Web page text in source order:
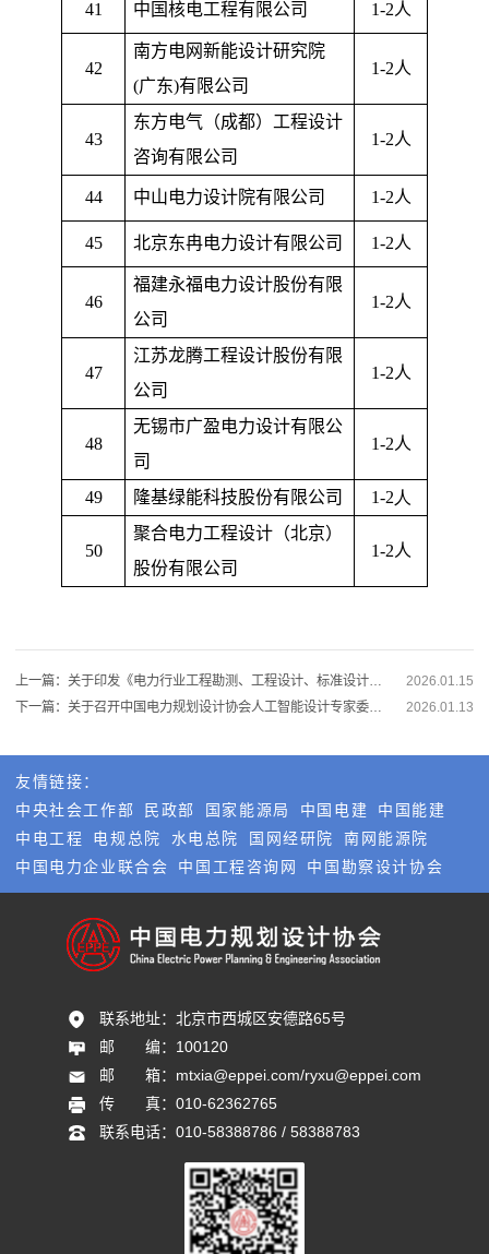
41 中国核电工程有限公司 1-2人
42
南方电网新能设计研究院
(广东)有限公司
1-2人
43
东方电气（成都）工程设计
咨询有限公司
1-2人
44 中山电力设计院有限公司 1-2人
45 北京东冉电力设计有限公司 1-2人
46
福建永福电力设计股份有限
公司
1-2人
47
江苏龙腾工程设计股份有限
公司
1-2人
48
无锡市广盈电力设计有限公
司
1-2人
49 隆基绿能科技股份有限公司 1-2 人
50
聚合电力工程设计（北京）
股份有限公司
1-2人
2026.01.15
上一篇：关于印发《电力行业工程勘测、工程设计、标准设计、计算机软件成果评价管理办法》的通知
2026.01.13
下一篇：关于召开中国电力规划设计协会人工智能设计专家委员会成立大会暨专家委员会第一次会议的通知
友情链接：
中央社会工作部
民政部 国家能源局 中国电建
中国能建
中电工程
电规总院 水电总院 国网经研院
南网能源院
中国电力企业联合会
中国工程咨询网 中国勘察设计协会
联系地址： 北京市西城区安德路65号
邮       编： 100120
邮       箱： mtxia@eppei.com/ryxu@eppei.com
传       真： 010-62362765
联系电话： 010-58388786 / 58388783